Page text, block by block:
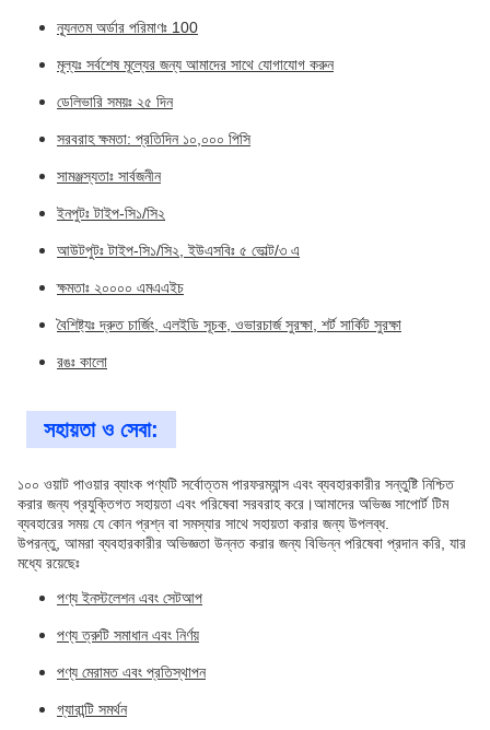
ন্যূনতম অর্ডার পরিমাণঃ 100
মূল্যঃ সর্বশেষ মূল্যের জন্য আমাদের সাথে যোগাযোগ করুন
ডেলিভারি সময়ঃ ২৫ দিন
সরবরাহ ক্ষমতা: প্রতিদিন ১০,০০০ পিসি
সামঞ্জস্যতাঃ সার্বজনীন
ইনপুটঃ টাইপ-সি১/সি২
আউটপুটঃ টাইপ-সি১/সি২, ইউএসবিঃ ৫ ভোল্ট/৩ এ
ক্ষমতাঃ ২০০০০ এমএএইচ
বৈশিষ্ট্যঃ দ্রুত চার্জিং, এলইডি সূচক, ওভারচার্জ সুরক্ষা, শর্ট সার্কিট সুরক্ষা
রঙঃ কালো
সহায়তা ও সেবা:
১০০ ওয়াট পাওয়ার ব্যাংক পণ্যটি সর্বোত্তম পারফরম্যান্স এবং ব্যবহারকারীর সন্তুষ্টি নিশ্চিত
করার জন্য প্রযুক্তিগত সহায়তা এবং পরিষেবা সরবরাহ করে।আমাদের অভিজ্ঞ সাপোর্ট টিম
ব্যবহারের সময় যে কোন প্রশ্ন বা সমস্যার সাথে সহায়তা করার জন্য উপলব্ধ.
উপরন্তু, আমরা ব্যবহারকারীর অভিজ্ঞতা উন্নত করার জন্য বিভিন্ন পরিষেবা প্রদান করি, যার
মধ্যে রয়েছেঃ
পণ্য ইনস্টলেশন এবং সেটআপ
পণ্য ত্রুটি সমাধান এবং নির্ণয়
পণ্য মেরামত এবং প্রতিস্থাপন
গ্যারান্টি সমর্থন